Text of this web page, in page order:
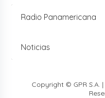
Radio Panamericana
Noticias
Copyright © GPR S.A.